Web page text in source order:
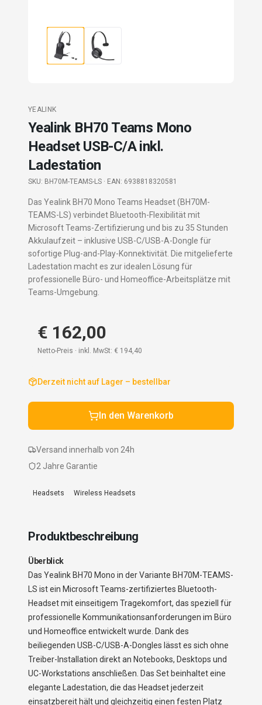
YEALINK
Yealink BH70 Teams Mono
Headset USB-C/A inkl.
Ladestation
SKU: BH70M-TEAMS-LS · EAN: 6938818320581
Das Yealink BH70 Mono Teams Headset (BH70M-
TEAMS-LS) verbindet Bluetooth-Flexibilität mit
Microsoft Teams-Zertifizierung und bis zu 35 Stunden
Akkulaufzeit – inklusive USB-C/USB-A-Dongle für
sofortige Plug-and-Play-Konnektivität. Die mitgelieferte
Ladestation macht es zur idealen Lösung für
professionelle Büro- und Homeoffice-Arbeitsplätze mit
Teams-Umgebung.
€ 162,00
Netto-Preis · inkl. MwSt: € 194,40
Derzeit nicht auf Lager – bestellbar
In den Warenkorb
Versand innerhalb von 24h
2 Jahre Garantie
Headsets Wireless Headsets
Produktbeschreibung
Überblick
Das Yealink BH70 Mono in der Variante BH70M-TEAMS-
LS ist ein Microsoft Teams-zertifiziertes Bluetooth-
Headset mit einseitigem Tragekomfort, das speziell für
professionelle Kommunikationsanforderungen im Büro
und Homeoffice entwickelt wurde. Dank des
beiliegenden USB-C/USB-A-Dongles lässt es sich ohne
Treiber-Installation direkt an Notebooks, Desktops und
UC-Workstations anschließen. Das Set beinhaltet eine
elegante Ladestation, die das Headset jederzeit
einsatzbereit hält und gleichzeitig einen festen Platz